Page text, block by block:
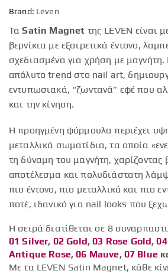
Brand: Leven
ΤαSatin Magnet της LEVEN είναι
βερνίκια με εξαιρετικά έντονο,
σχεδιασμένα για χρήση με
απόλυτο trend στο nail art,
εντυπωσιακά, “ζωντανά” εφέ που
και την κίνηση.
Η προηγμένη φόρμουλα περιέχει
μεταλλικά σωματίδια, τα οποία
τη δύναμη του μαγνήτη, χαρίζοντας
αποτέλεσμα και πολυδιάστατη
πιο έντονο, πιο μεταλλικό και πιο
ποτέ, ιδανικό για nail looks που
Η σειρά διατίθεται σε 8
01 Silver, 02 Gold,03 Rose Gold,
Antique Rose,06 Μauve, 07 Blue
Με τα LEVEN Satin Magnet, κάθε